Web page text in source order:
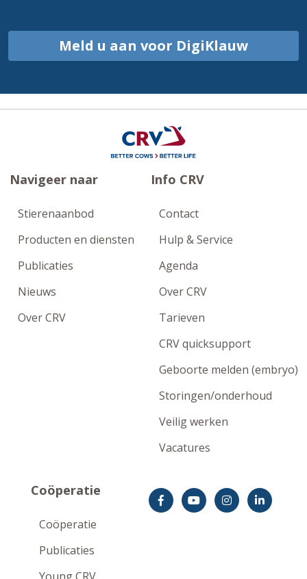
Meld u aan voor DigiKlauw
Navigeer naar
Stierenaanbod
Producten en diensten
Publicaties
Nieuws
Over CRV
Info CRV
Contact
Hulp & Service
Agenda
Over CRV
Tarieven
CRV quicksupport
Geboorte melden (embryo)
Storingen/onderhoud
Veilig werken
Vacatures
Coöperatie
Coöperatie
Publicaties